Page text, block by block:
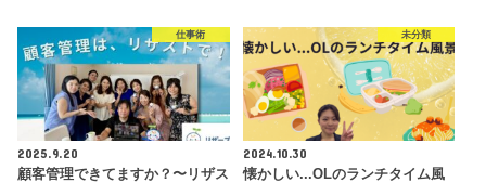
仕事術
2025.9.20
顧客管理できてますか？〜リザス
未分類
2024.10.30
懐かしい...OLのランチタイム風